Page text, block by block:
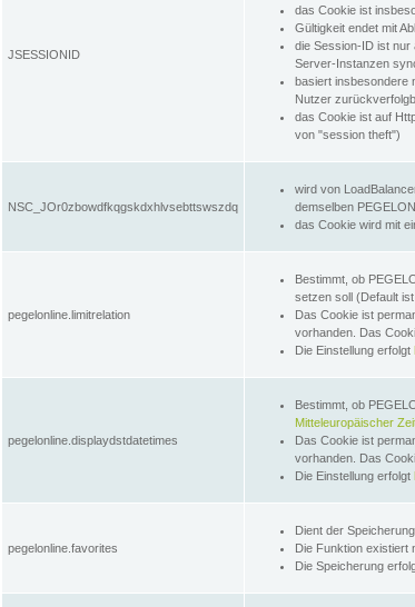
JSESSIONID
das Cookie ist
Gültigkeit endet mit
die Session-ID ist nur
Server-Instanzen
basiert insbesondere
Nutzer
das Cookie ist auf
von "session theft")
NSC_JOr0zbowdfkqgskdxhlvsebttswszdq
wird von
demselben
das Cookie wird mit
pegelonline.limitrelation
Bestimmt, ob
setzen soll (Default
Das Cookie ist
vorhanden. Das
Die Einstellung erfolgt
pegelonline.displaydstdatetimes
Bestimmt, ob
Mitteleuropäischer
Das Cookie ist
vorhanden. Das
Die Einstellung erfolgt
pegelonline.favorites
Dient der
Die Funktion existiert
Die Speicherung